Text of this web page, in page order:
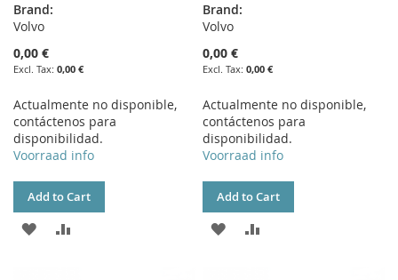
Brand:
Volvo
0,00 €
0,00 €
Actualmente no disponible,
contáctenos para
disponibilidad.
Voorraad info
Add to Cart
ADD
Brand:
Volvo
0,00 €
0,00 €
Actualmente no disponible,
contáctenos para
disponibilidad.
Voorraad info
Add to Cart
ADD